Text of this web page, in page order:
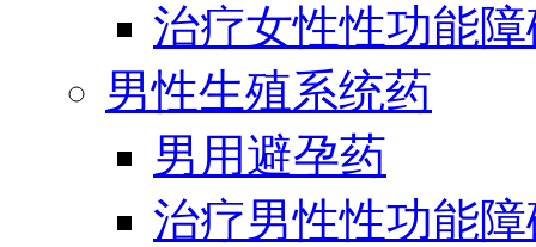
治疗女性性功能
男性生殖系统药
男用避孕药
治疗男性性功能